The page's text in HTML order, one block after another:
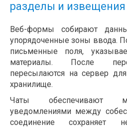
разделы и извещения
Веб-формы собирают
упорядоченные зоны ввода.
письменные поля,
материалы. После
пересылаются на сервер
хранилище.
Чаты обеспечивают
уведомлениями между
соединение сохраняет